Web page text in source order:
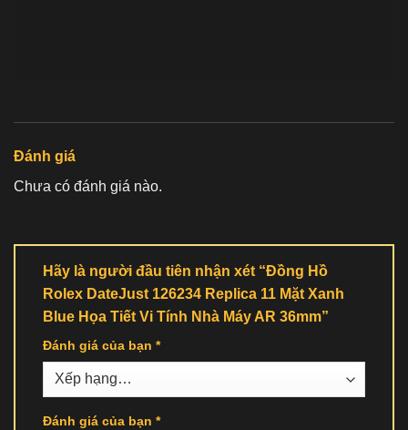
Đánh giá
Chưa có đánh giá nào.
Hãy là người đầu tiên nhận xét “Đồng Hồ
Rolex DateJust 126234 Replica 11 Mặt Xanh
Blue Họa Tiết Vi Tính Nhà Máy AR 36mm”
Đánh giá của bạn *
Đánh giá của bạn *